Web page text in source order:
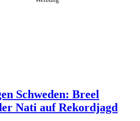
Schweden: Breel
Nati auf Rekordjagd